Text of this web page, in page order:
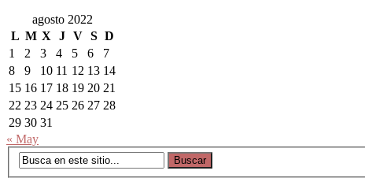
agosto 2022
L M X J V S D
1
2 3 4 5 6
7
8
9 10 11 12 13 14
15 16 17 18 19 20 21
22 23 24 25 26 27 28
29 30 31
« May